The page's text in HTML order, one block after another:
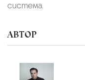
система.
АВТОР